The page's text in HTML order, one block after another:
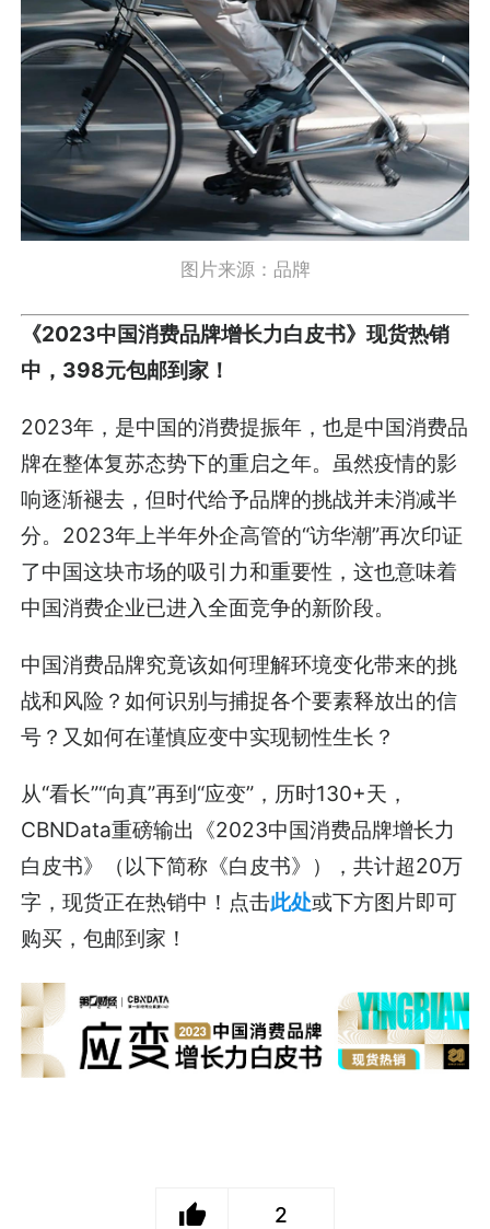
图片来源：品牌
《2023中国消费品牌增长力白皮书》现货热销
中，398元包邮到家！
2023年，是中国的消费提振年，也是中国消费品
牌在整体复苏态势下的重启之年。虽然疫情的影
响逐渐褪去，但时代给予品牌的挑战并未消减半
分。2023年上半年外企高管的“访华潮”再次印证
了中国这块市场的吸引力和重要性，这也意味着
中国消费企业已进入全面竞争的新阶段。
中国消费品牌究竟该如何理解环境变化带来的挑
战和风险？如何识别与捕捉各个要素释放出的信
号？又如何在谨慎应变中实现韧性生长？
从“看长”“向真”再到“应变”，历时130+天，
CBNData重磅输出《2023中国消费品牌增长力
白皮书》（以下简称《白皮书》），共计超20万
字，现货正在热销中！点击此处或下方图片即可
购买，包邮到家！
2